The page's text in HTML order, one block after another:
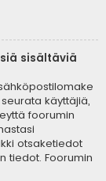
sisältäviä
käyttäjiä,
foorumin
otsaketiedot
tiedot. Foorumin